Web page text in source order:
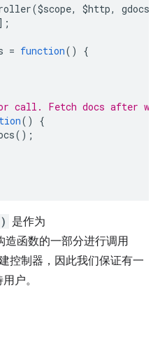
($scope, $http, gdocs
= function()
{
call. Fetch docs after we
()
{
();
是作为
函数的一部分进行调用
控制器，因此我们保证有一
户。